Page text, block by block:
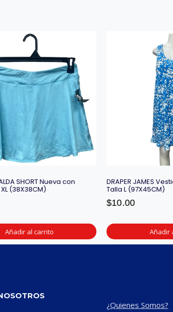
SHORT Nueva con
(38X38CM)
Añadir al carrito
DRAPER JAMES
Talla L (97X45CM)
$10.00
Añadir
¿Quienes Somos?